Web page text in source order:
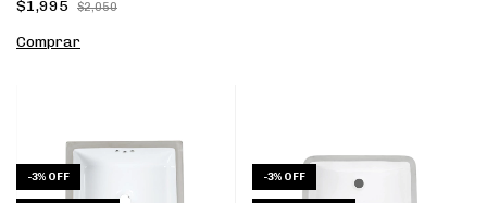
$1,995
$2,050
-3% OFF -3% OFF